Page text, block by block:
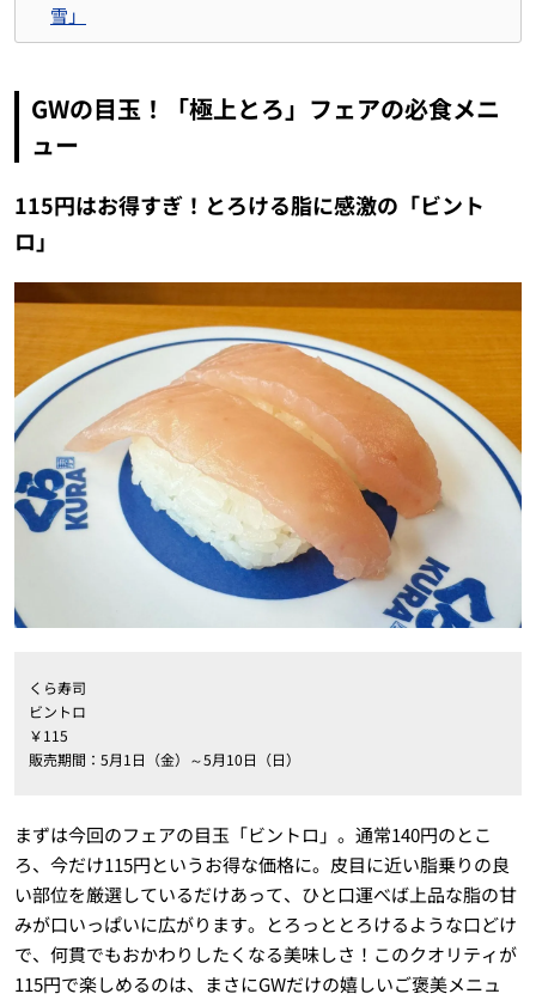
雪」
GWの目玉！「極上とろ」フェアの必食メニ
ュー
115円はお得すぎ！とろける脂に感激の「ビント
ロ」
くら寿司
ビントロ
￥115
販売期間：5月1日（金）～5月10日（日）
まずは今回のフェアの目玉「ビントロ」。通常140円のとこ
ろ、今だけ115円というお得な価格に。皮目に近い脂乗りの良
い部位を厳選しているだけあって、ひと口運べば上品な脂の甘
みが口いっぱいに広がります。とろっととろけるような口どけ
で、何貫でもおかわりしたくなる美味しさ！このクオリティが
115円で楽しめるのは、まさにGWだけの嬉しいご褒美メニュ